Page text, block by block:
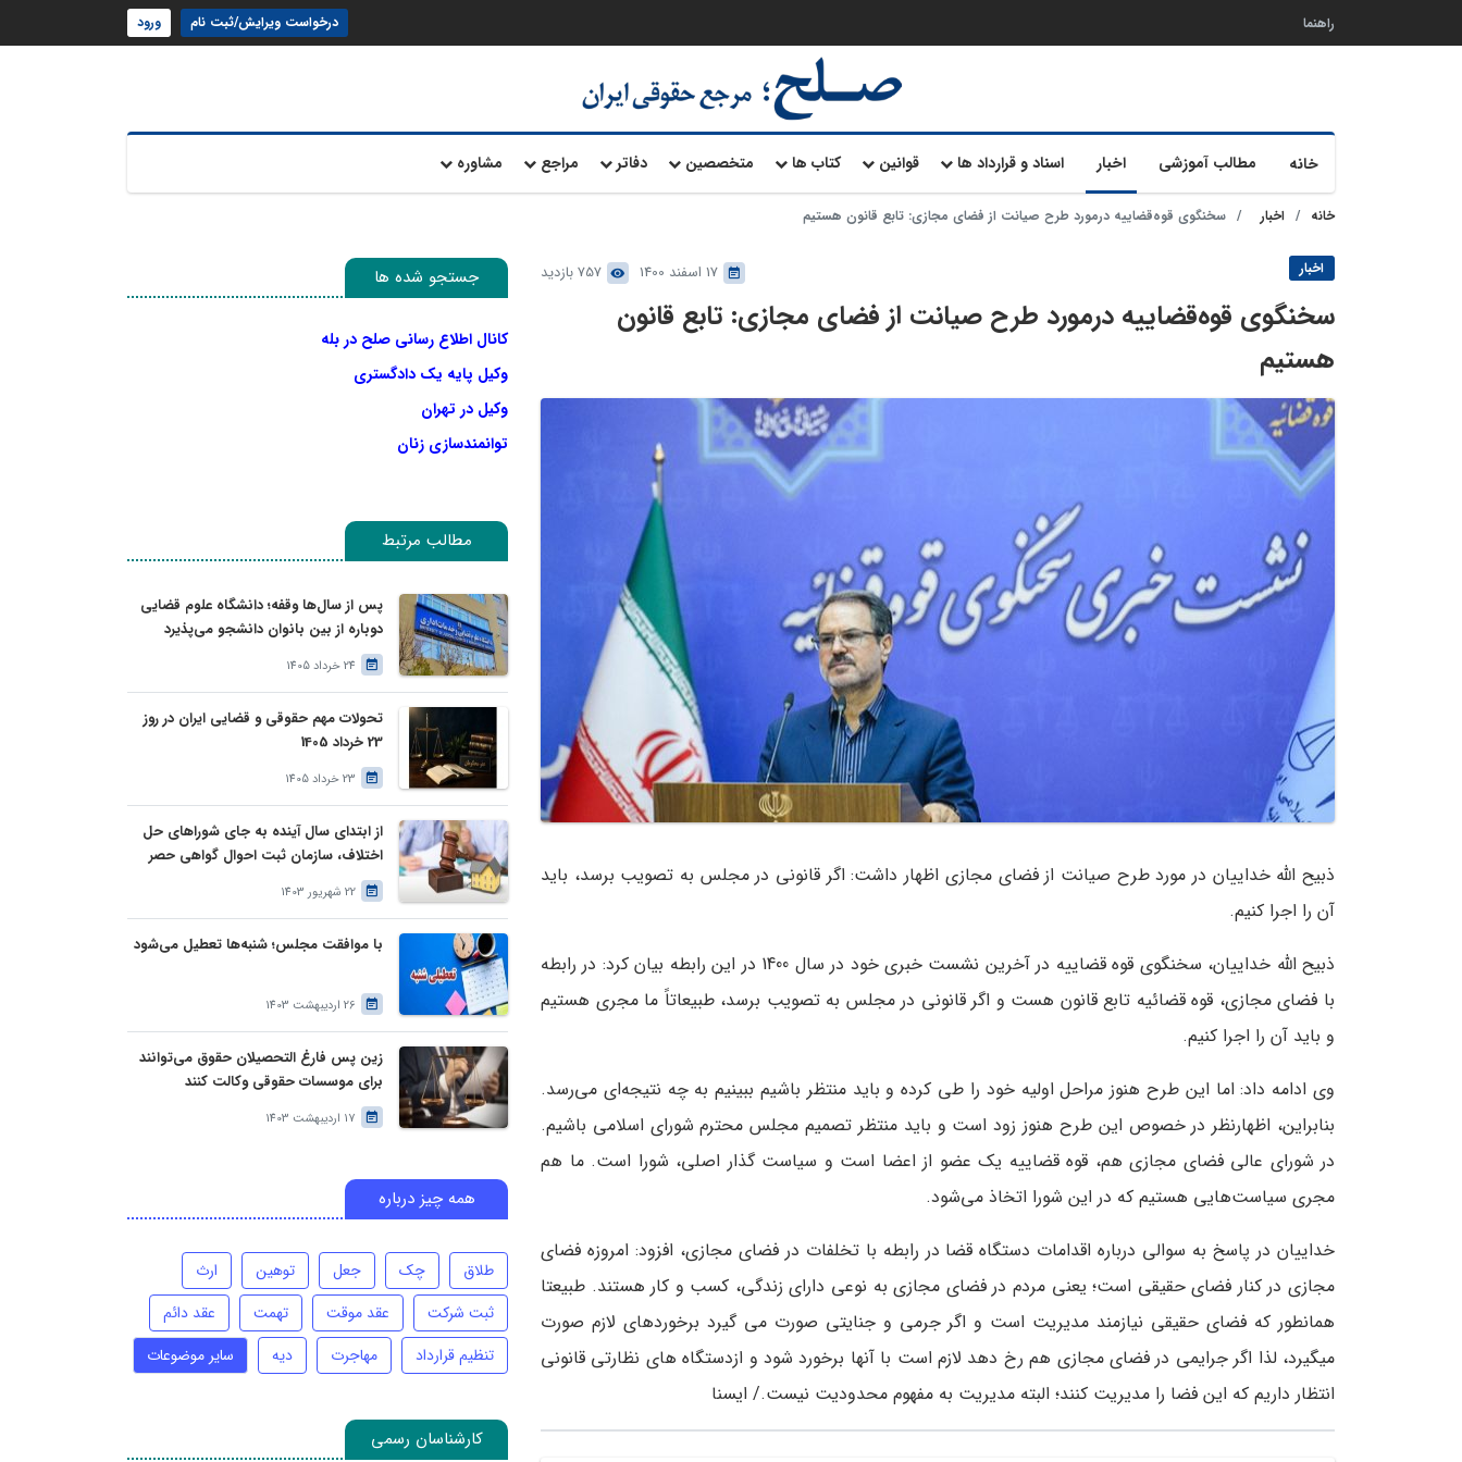
راهنما درخواست ویرایش/ثبت نام ورود
خانه مطالب آموزشی اخبار اسناد و قرارداد ها قوانین کتاب ها متخصصین دفاتر مراجع مشاوره
خانه اخبار سخنگوی قوه‌قضاییه درمورد طرح صیانت از فضای مجازی: تابع قانون هستیم
اخبار 17 اسفند 1400 757 بازدید
سخنگوی قوه‌قضاییه درمورد طرح صیانت از فضای مجازی: تابع قانون
هستیم
ذبیح الله خداییان در مورد طرح صیانت از فضای مجازی اظهار داشت: اگر قانونی در مجلس به تصویب برسد، باید
آن را اجرا کنیم.
ذبیح الله خداییان، سخنگوی قوه قضاییه در آخرین نشست خبری خود در سال 1400 در این رابطه بیان کرد: در رابطه
با فضای مجازی، قوه قضائیه تابع قانون هست و اگر قانونی در مجلس به تصویب برسد، طبیعاتاً ما مجری هستیم
و باید آن را اجرا کنیم.
وی ادامه داد: اما این طرح هنوز مراحل اولیه خود را طی کرده و باید منتظر باشیم ببینیم به چه نتیجه‌ای می‌رسد.
بنابراین، اظهارنظر در خصوص این طرح هنوز زود است و باید منتظر تصمیم مجلس محترم شورای اسلامی باشیم.
در شورای عالی فضای مجازی هم، قوه قضاییه یک عضو از اعضا است و سیاست گذار اصلی، شورا است. ما هم
مجری سیاستهایی هستیم که در این شورا اتخاذ می‌شود.
خداییان در پاسخ به سوالی درباره اقدامات دستگاه قضا در رابطه با تخلفات در فضای مجازی، افزود: امروزه فضای
مجازی در کنار فضای حقیقی است؛ یعنی مردم در فضای مجازی به نوعی دارای زندگی، کسب و کار هستند. طبیعتا
همانطور که فضای حقیقی نیازمند مدیریت است و اگر جرمی و جنایتی صورت می گیرد برخوردهای لازم صورت
میگیرد، لذا اگر جرایمی در فضای مجازی هم رخ دهد لازم است با آنها برخورد شود و ازدستگاه های نظارتی قانونی
انتظار داریم که این فضا را مدیریت کنند؛ البته مدیریت به مفهوم محدودیت نیست./ ایسنا
جستجو شده ها
کانال اطلاع رسانی صلح در بله
وکیل پایه یک دادگستری
وکیل در تهران
توانمندسازی زنان
مطالب مرتبط
پس از سال‌ها وقفه؛ دانشگاه علوم قضایی
دوباره از بین بانوان دانشجو می‌پذیرد
24 خرداد 1405
تحولات مهم حقوقی و قضایی ایران در روز
23 خرداد 1405
23 خرداد 1405
از ابتدای سال آینده به جای شوراهای حل
اختلاف، سازمان ثبت احوال گواهی حصر
وراثت بدون نیاز به درخواست وراث صادر
خواهد کرد
22 شهریور 1403
با موافقت مجلس؛ شنبه‌ها تعطیل می‌شود
26 اردیبهشت 1403
زین پس فارغ التحصیلان حقوق می‌توانند
برای موسسات حقوقی وکالت کنند
17 اردیبهشت 1403
همه چیز درباره
طلاق چک جعل توهین
ارث
ثبت شرکت
عقد موقت تهمت
عقد دائم
تنظیم قرارداد
مهاجرت دیه سایر موضوعات
کارشناسان رسمی